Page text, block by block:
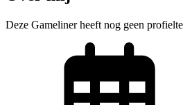
Deze Gameliner heeft nog geen